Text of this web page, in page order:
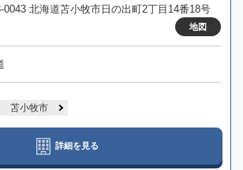
0043 北海道苫小牧市日の出町2丁目14番18号
地図
苫小牧市
詳細を見る